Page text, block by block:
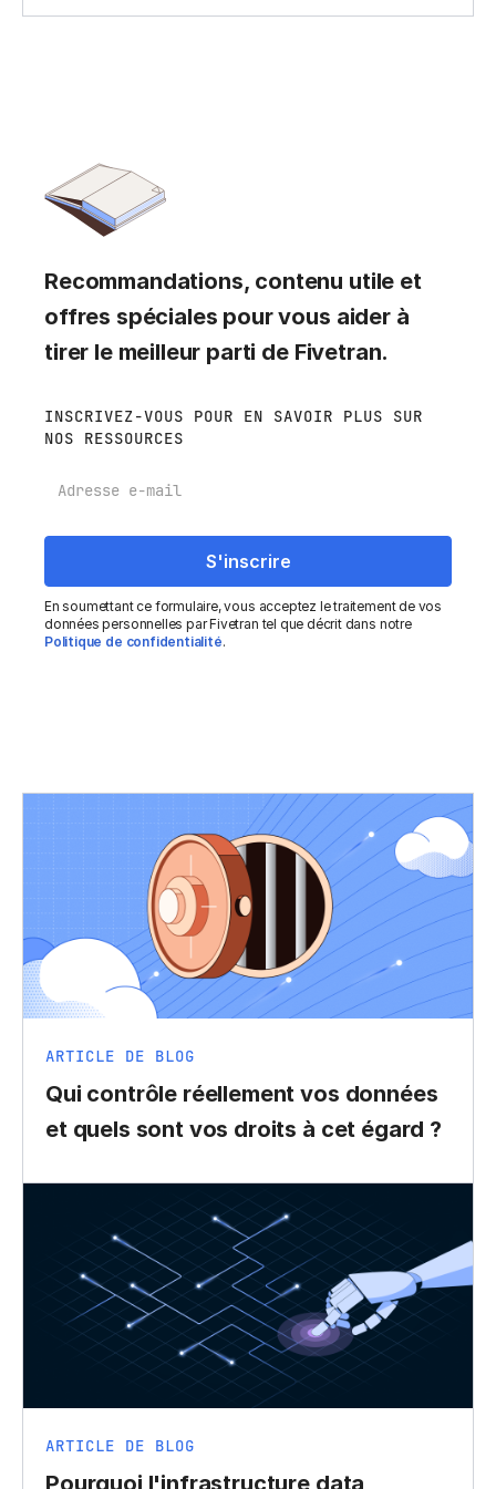
Recommandations, contenu utile et
offres spéciales pour vous aider à
tirer le meilleur parti de Fivetran.
INSCRIVEZ-VOUS POUR EN SAVOIR PLUS SUR
NOS RESSOURCES
En soumettant ce formulaire, vous acceptez le traitement de vos
données personnelles par Fivetran tel que décrit dans notre
Politique de confidentialité.
ARTICLE DE BLOG
Qui contrôle réellement vos données
et quels sont vos droits à cet égard ?
ARTICLE DE BLOG
Pourquoi l'infrastructure data